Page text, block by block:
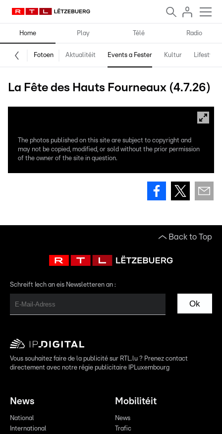
Home Play Télé Radio
Fotoen Aktualitéit Events a Fester Kultur Lifestyle
La Fête des Hauts Fourneaux (4.7.26)
The photos published on this site are subject to copyright and
may not be copied, modified, or sold without the prior permission
of the owner of the site in question.
Back to Top
Schreift Iech an eis Newsletteren an :
Ok
Vous souhaitez faire de la publicité sur RTL.lu ? Prenez contact
directement avec notre régie publicitaire IPLuxembourg
News
National
International
Mobilitéit
News
Trafic